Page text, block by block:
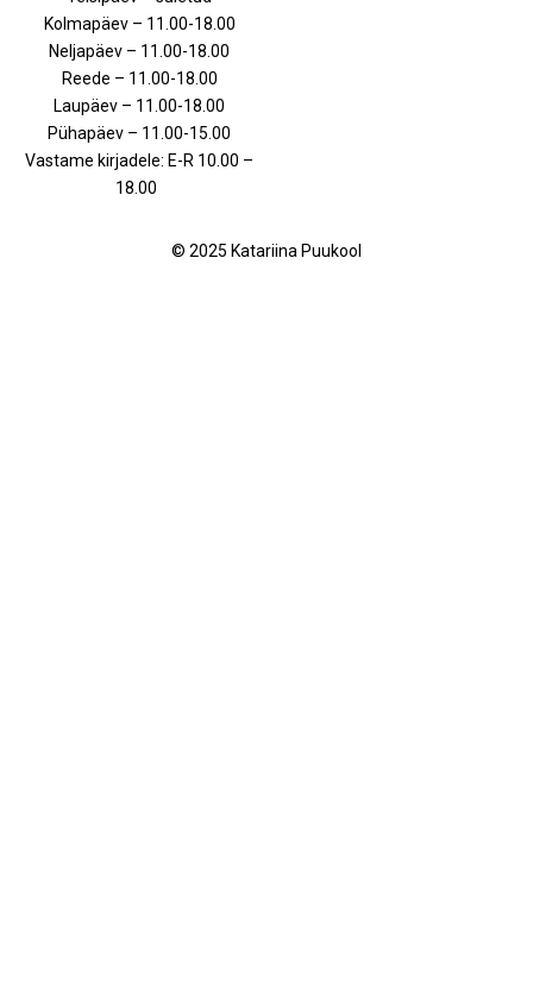
Kolmapäev – 11.00-18.00
Neljapäev – 11.00-18.00
Reede – 11.00-18.00
Laupäev – 11.00-18.00
Pühapäev – 11.00-15.00
Vastame kirjadele: E-R 10.00 –
18.00
© 2025 Katariina Puukool